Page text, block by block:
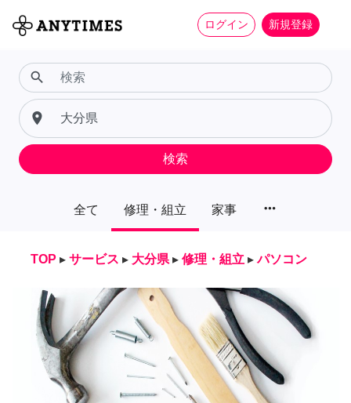
ログイン 新規登録
全て 修理・組立 家事 more_horiz
search
place
検索
TOP ▸ サービス ▸ 大分県 ▸ 修理・組立 ▸ パソコン